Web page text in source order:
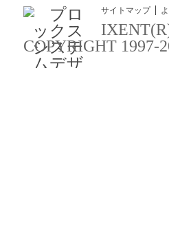
サイトマップ
COPYRIGHT 1997-